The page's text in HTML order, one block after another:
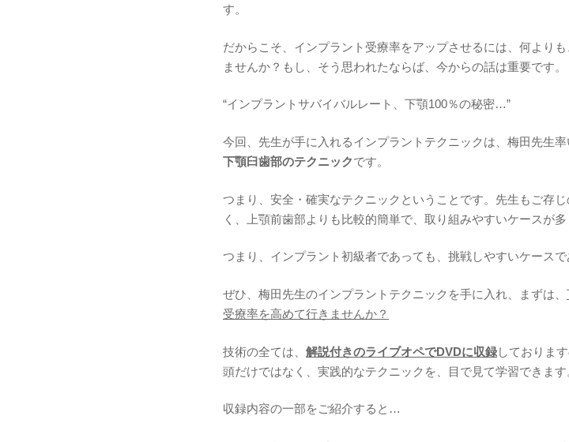
す。
だからこそ、インプラント受療率をアップさせるには、何より
ませんか？もし、そう思われたならば、今からの話は重要です。
“インプラントサバイバルレート、下顎100％の秘密…”
今回、先生が手に入れるインプラントテクニックは、梅田先生率
下顎臼歯部のテクニックです。
つまり、安全・確実なテクニックということです。先生もご存
く、上顎前歯部よりも比較的簡単で、取り組みやすいケースが多
つまり、インプラント初級者であっても、挑戦しやすいケース
ぜひ、梅田先生のインプラントテクニックを手に入れ、まずは、
受療率を高めて行きませんか？
技術の全ては、 解説付きのライブオペでDVDに収録しておりま
頭だけではなく、実践的なテクニックを、目で見て学習できます
収録内容の一部をご紹介すると…